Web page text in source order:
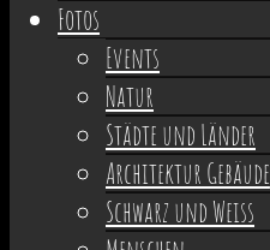
Fotos
Events
Natur
Städte und Länder
Architektur Gebäude
Schwarz und Weiss